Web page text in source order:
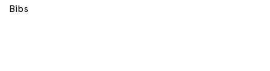
Bibs